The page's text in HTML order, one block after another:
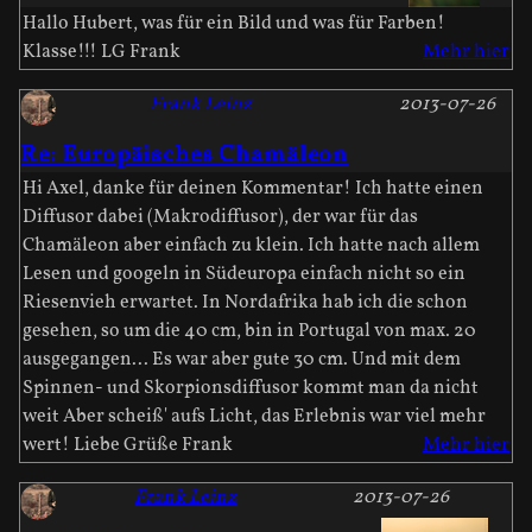
Hallo Hubert, was für ein Bild und was für Farben!
Klasse!!! LG Frank
Mehr hier
Re: Europäisches Chamäleon
2013-07-26
Frank Leinz
Hi Axel, danke für deinen Kommentar! Ich hatte einen
Diffusor dabei (Makrodiffusor), der war für das
Chamäleon aber einfach zu klein. Ich hatte nach allem
Lesen und googeln in Südeuropa einfach nicht so ein
Riesenvieh erwartet. In Nordafrika hab ich die schon
gesehen, so um die 40 cm, bin in Portugal von max. 20
ausgegangen... Es war aber gute 30 cm. Und mit dem
Spinnen- und Skorpionsdiffusor kommt man da nicht
weit Aber scheiß' aufs Licht, das Erlebnis war viel mehr
wert! Liebe Grüße Frank
Mehr hier
2013-07-26
Frank Leinz